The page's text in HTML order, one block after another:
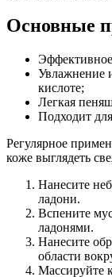
Основные
Увлажнение
кислоте;
Легкая
Подходит
Регулярное
коже выглядеть
Нанесите
ладони.
Вспените
ладонями.
Нанесите
области
Массируйте